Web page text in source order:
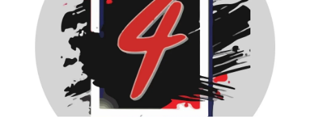
กูล” นายกรัฐมนตรีและรัฐมนตรีว่าการกระทรวงมหาดไทยถึง
กับประกาศกลางวงประชุมคณะรัฐมนตรีในวันพุธที่ 5 สิงหาคม